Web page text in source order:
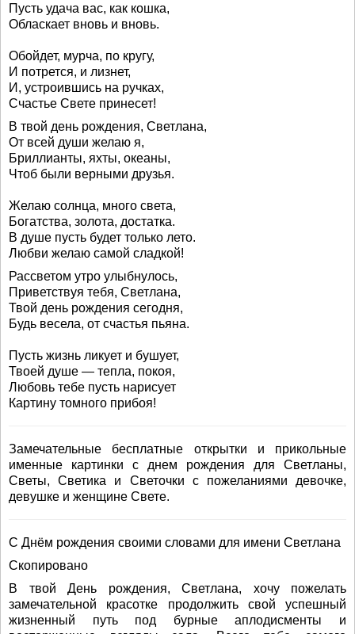
Пусть удача вас, как кошка,
Обласкает вновь и вновь.
Обойдет, мурча, по кругу,
И потрется, и лизнет,
И, устроившись на ручках,
Счастье Свете принесет!
В твой день рождения, Светлана,
От всей души желаю я,
Бриллианты, яхты, океаны,
Чтоб были верными друзья.
Желаю солнца, много света,
Богатства, золота, достатка.
В душе пусть будет только лето.
Любви желаю самой сладкой!
Рассветом утро улыбнулось,
Приветствуя тебя, Светлана,
Твой день рождения сегодня,
Будь весела, от счастья пьяна.
Пусть жизнь ликует и бушует,
Твоей душе — тепла, покоя,
Любовь тебе пусть нарисует
Картину томного прибоя!
Замечательные бесплатные открытки и прикольные
именные картинки с днем рождения для Светланы,
Светы, Светика и Светочки с пожеланиями девочке,
девушке и женщине Свете.
С Днём рождения своими словами для имени Светлана
Скопировано
В твой День рождения, Светлана, хочу пожелать
замечательной красотке продолжить свой успешный
жизненный путь под бурные аплодисменты и